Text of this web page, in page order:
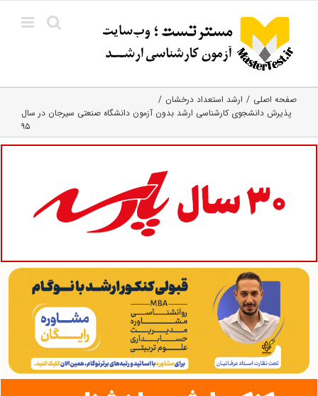
content
صفحه اصلی
ارشد استعداد درخشان
پذیرش دانشجوی کارشناسی ارشد بدون آزمون دانشگاه صنعتی سیرجان در سال
۹۵